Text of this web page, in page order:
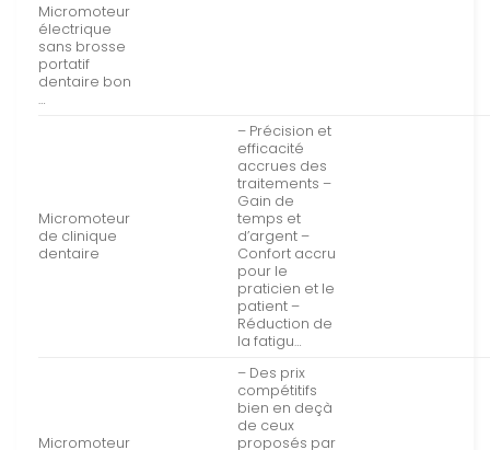
Micromoteur
électrique
sans brosse
portatif
dentaire bon
…
Micromoteur
de clinique
dentaire
– Précision et
efficacité
accrues des
traitements –
Gain de
temps et
d’argent –
Confort accru
pour le
praticien et le
patient –
Réduction de
la fatigu…
Micromoteur
– Des prix
compétitifs
bien en deçà
de ceux
proposés par